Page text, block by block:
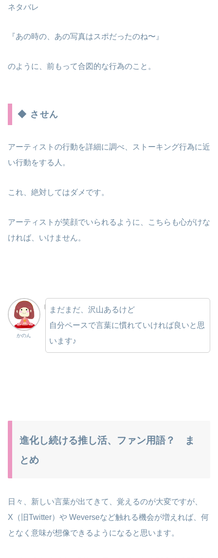
ネタバレ
『あの時の、あの写真はスポだったのね〜』
のように、前もって合図的な行為のこと。
◆ させん
アーティストの行動を詳細に調べ、ストーキング行為に近
い行動をする人。
これ、絶対してはダメです。
アーティストが笑顔でいられるように、こちらも心がけな
ければ、いけません。
かのん
まだまだ、沢山あるけど
自分ペースで言葉に慣れていければ良いと思
います♪
進化し続ける推し活、ファン用語？ ま
とめ
日々、新しい言葉が出てきて、覚えるのが大変ですが、
X（旧Twitter）や Weverseなど触れる機会が増えれば、何
となく意味が想像できるようになると思います。